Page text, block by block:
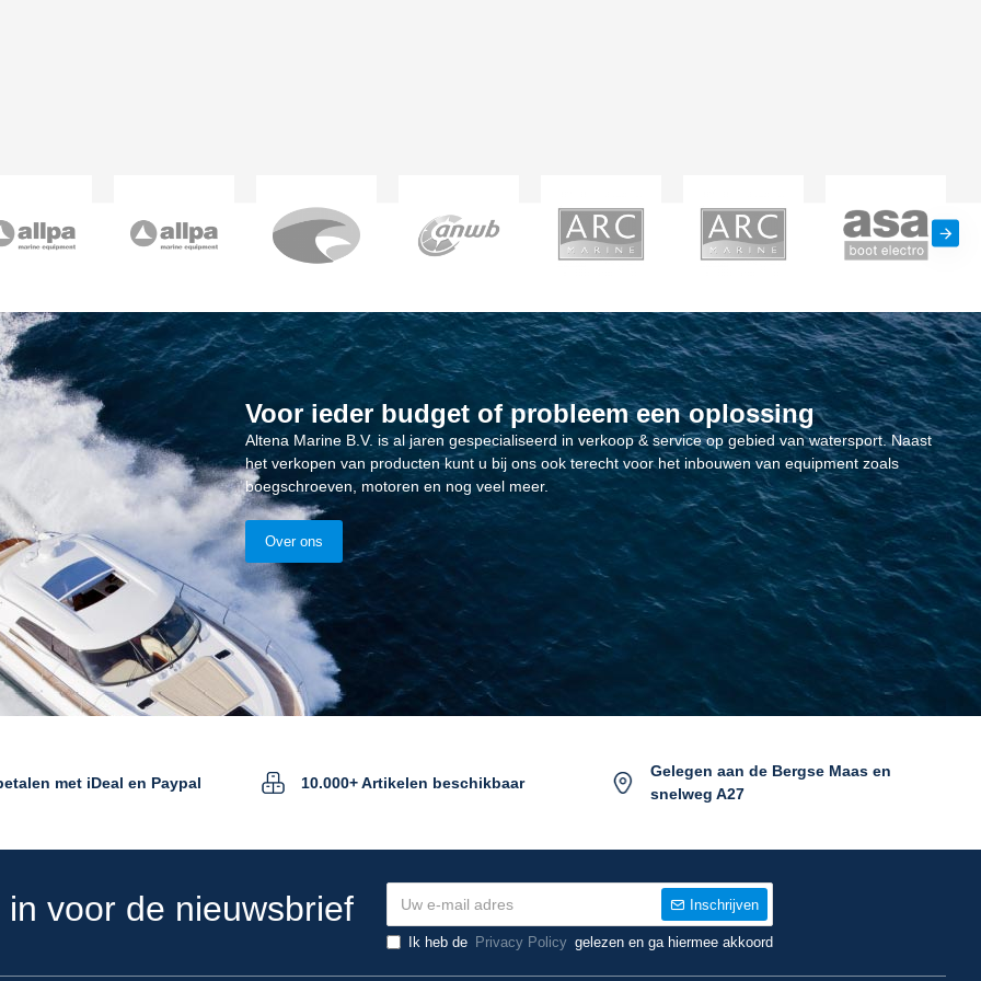
Voor ieder budget of probleem een oplossing
Altena Marine B.V. is al jaren gespecialiseerd in verkoop & service op gebied van watersport. Naast
het verkopen van producten kunt u bij ons ook terecht voor het inbouwen van equipment zoals
boegschroeven, motoren en nog veel meer.
Over ons
met iDeal en Paypal 10.000+ Artikelen beschikbaar
Gelegen aan de Bergse Maas en
snelweg A27
voor de nieuwsbrief Inschrijven
Ik heb de Privacy Policy gelezen en ga hiermee akkoord